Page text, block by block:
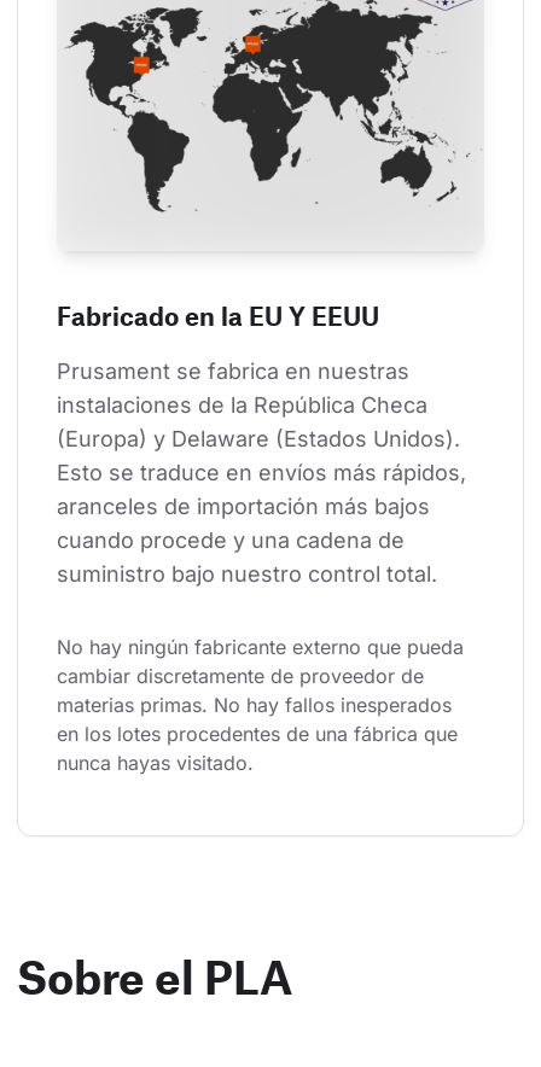
Fabricado en la EU Y EEUU
Prusament se fabrica en nuestras
instalaciones de la República Checa
(Europa) y Delaware (Estados Unidos).
Esto se traduce en envíos más rápidos,
aranceles de importación más bajos
cuando procede y una cadena de
suministro bajo nuestro control total.
No hay ningún fabricante externo que pueda
cambiar discretamente de proveedor de
materias primas. No hay fallos inesperados
en los lotes procedentes de una fábrica que
nunca hayas visitado.
Sobre el PLA